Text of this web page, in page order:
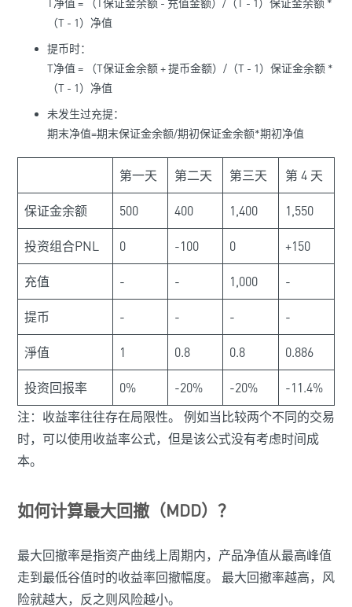
T净值 = （T保证金余额 - 充值金额）/（T - 1）保证金余额 *
（T - 1）净值
提币时：
T净值 = （T保证金余额 + 提币金额）/（T - 1）保证金余额 *
（T - 1）净值
未发生过充提：
期末净值=期末保证金余额/期初保证金余额*期初净值
第一天 第二天 第三天 第 4 天
保证金余额 500 400 1,400 1,550
投资组合PNL 0 -100 0 +150
充值 - - 1,000 -
提币 - - - -
淨值 1 0.8 0.8 0.886
投资回报率 0% -20% -20%
-11.4%
注：收益率往往存在局限性。 例如当比较两个不同的交易
时，可以使用收益率公式，但是该公式没有考虑时间成
本。
如何计算最大回撤（MDD）？
最大回撤率是指资产曲线上周期内，产品净值从最高峰值
走到最低谷值时的收益率回撤幅度。 最大回撤率越高，风
险就越大，反之则风险越小。